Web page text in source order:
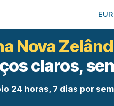
EUR
Nova
claros,
24 horas, 7 dias por